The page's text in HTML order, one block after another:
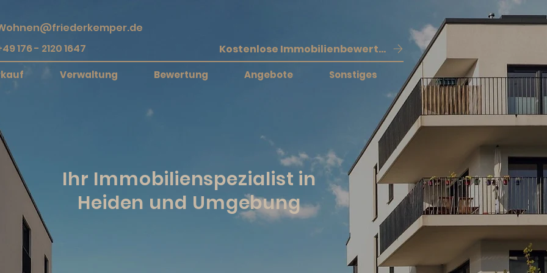
176 - 2120 1647
Kostenlose Immobilienbewertung
Verwaltung Bewertung Angebote Sonstiges
Ihr Immobilienspezialist in
Heiden und Umgebung